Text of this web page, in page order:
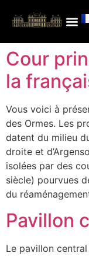
Cour
la
Vous voici à
des Ormes. Les
datent du milieu
droite et
isolées par des
siècle) pourvues
du
Pavillon
Le pavillon